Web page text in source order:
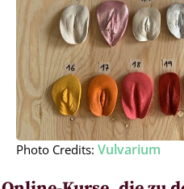
Photo Credits: Vulvarium